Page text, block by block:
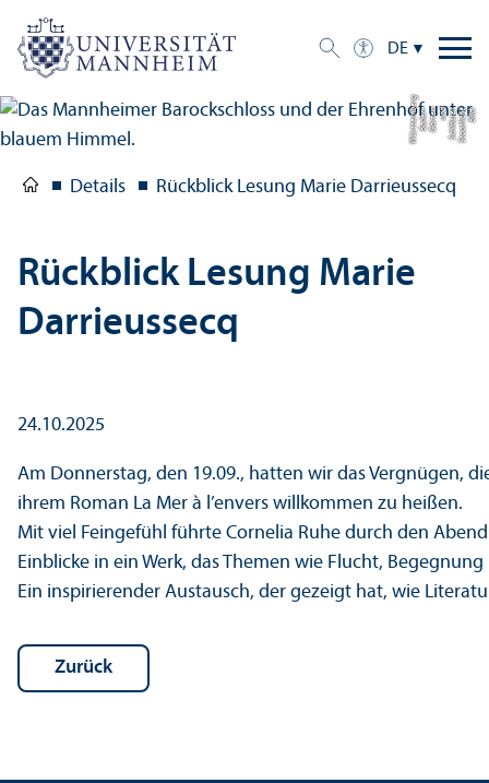
DE
Bil
d:
S
t
a
a
tli
c
h
e
S
c
hl
ö
s
s
e
r
u
n
d
G
ä
r
t
e
n
B
a
d
e
n-
W
ü
r
t
t
e
m
b
e
r
g
Details Rückblick Lesung Marie Darrieussecq
Rückblick Lesung Marie
Darrieussecq
24.10.2025
Am Donnerstag, den 19.09., hatten wir das Vergnügen,
ihrem Roman La Mer à l’envers willkommen zu heißen.
Mit viel Feingefühl führte Cornelia Ruhe durch den
Einblicke in ein Werk, das Themen wie Flucht,
Ein inspirierender Austausch, der gezeigt hat, wie
Zurück